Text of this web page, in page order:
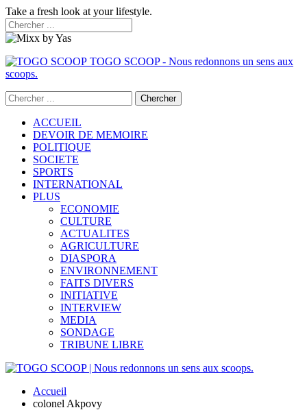
Take a fresh look at your lifestyle.
TOGO SCOOP - Nous redonnons un sens aux
scoops.
ACCUEIL
DEVOIR DE MEMOIRE
POLITIQUE
SOCIETE
SPORTS
INTERNATIONAL
PLUS
ECONOMIE
CULTURE
ACTUALITES
AGRICULTURE
DIASPORA
ENVIRONNEMENT
FAITS DIVERS
INITIATIVE
INTERVIEW
MEDIA
SONDAGE
TRIBUNE LIBRE
Accueil
colonel Akpovy